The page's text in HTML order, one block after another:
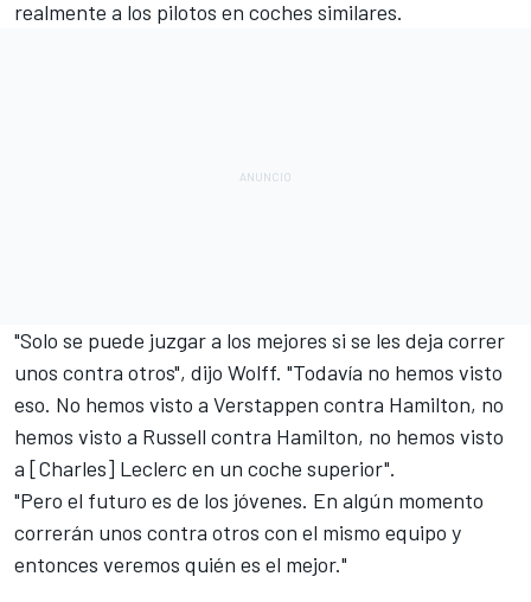
realmente a los pilotos en coches similares.
"Solo se puede juzgar a los mejores si se les deja correr
unos contra otros", dijo Wolff. "Todavía no hemos visto
eso. No hemos visto a Verstappen contra Hamilton, no
hemos visto a Russell contra Hamilton, no hemos visto
a [Charles] Leclerc en un coche superior".
"Pero el futuro es de los jóvenes. En algún momento
correrán unos contra otros con el mismo equipo y
entonces veremos quién es el mejor."